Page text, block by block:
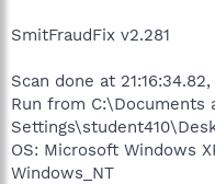
SmitFraudFix v2.281
Scan done at
Run from C:\Documents
OS: Microsoft Windows
Windows_NT